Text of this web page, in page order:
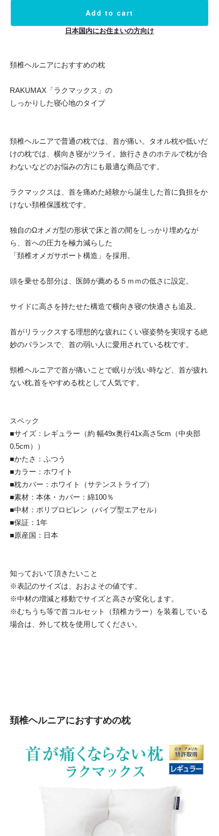
Add to cart
日本国内にお住まいの方向け
頚椎ヘルニアにおすすめの枕
RAKUMAX「ラクマックス」の
しっかりした寝心地のタイプ
頚椎ヘルニアで普通の枕では、首が痛い。タオル枕や低いだ
けの枕では、横向き寝がツライ。旅行さきのホテルで枕が合
わないなどのお悩みの方にも最適な商品です。
ラクマックスは、首を痛めた経験から誕生した首に負担をか
けない頚椎保護枕です。
独自のΩオメガ型の形状で床と首の間をしっかり埋めなが
ら、首への圧力を極力減らした
「頚椎オメガサポート構造」を採用。
頭を乗せる部分は、医師が薦める５ｍｍの低さに設定。
サイドに高さを持たせた構造で横向き寝の快適さも追及。
首がリラックスする理想的な疲れにくい寝姿勢を実現する絶
妙のバランスで、首の弱い人に愛用されている枕です。
頸椎ヘルニアで首が痛いことで眠りが浅い時など、首が疲れ
ない枕,首をやすめる枕として人気です。
スペック
■サイズ：レギュラー（約 幅49x奥行41x高さ5cm（中央部
0.5cm））
■かたさ：ふつう
■カラー：ホワイト
■枕カバー：ホワイト（サテンストライプ）
■素材：本体・カバー：綿100％
■中材：ポリプロピレン（パイプ型エアセル）
■保証：1年
■原産国：日本
知っておいて頂きたいこと
※表記のサイズは、おおよその値です。
※中材の増減と移動でサイズと高さが変化します。
※むちうち等で首コルセット（頚椎カラー）を装着している
場合は、外して枕を使用してください。
頚椎ヘルニアにおすすめの枕